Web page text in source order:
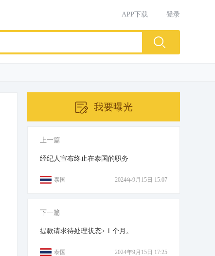
APP下载 登录
我要曝光
上一篇
经纪人宣布终止在泰国的职务
泰国 2024年9月15日 15:07
下一篇
提款请求待处理状态> 1 个月。
泰国 2024年9月15日 17:25